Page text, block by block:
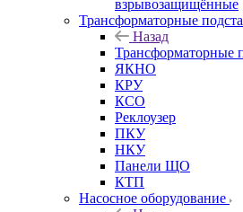
взрывозащищённые
Трансформаторные
Назад
Трансформаторные
ЯКНО
КРУ
КСО
Реклоузер
ПКУ
НКУ
Панели ЩО
КТП
Насосное оборудование